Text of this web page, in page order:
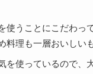
使うことにこだわっ
料理も一層おいしい
を使っているので、